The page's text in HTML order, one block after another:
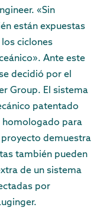
«Sin
están expuestas
ciclones
Ante este
decidió por el
Group. El sistema
patentado
homologado para
demuestra
también pueden
de un sistema
por